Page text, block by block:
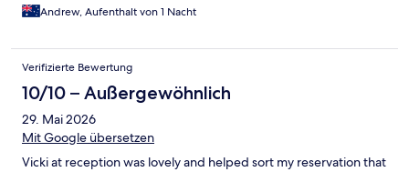
Andrew, Aufenthalt von 1 Nacht
Verifizierte Bewertung
10/10 – Außergewöhnlich
29. Mai 2026
Mit Google übersetzen
Vicki at reception was lovely and helped sort my reservation that